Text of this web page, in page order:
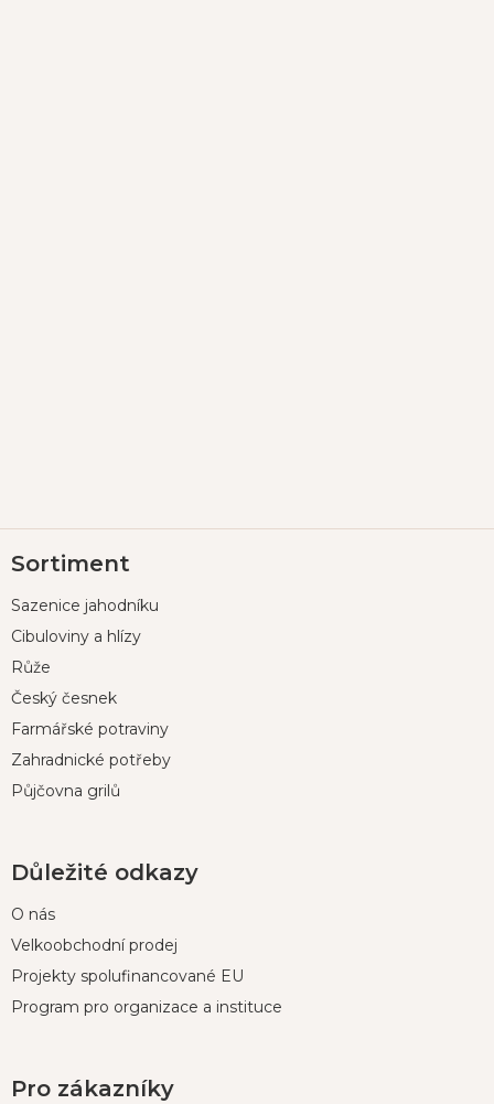
á
a
Sortiment
Sazenice jahodníku
Cibuloviny a hlízy
Růže
Český česnek
Farmářské potraviny
Zahradnické potřeby
Půjčovna grilů
Důležité odkazy
O nás
Velkoobchodní prodej
Projekty spolufinancované EU
Program pro organizace a instituce
Pro zákazníky